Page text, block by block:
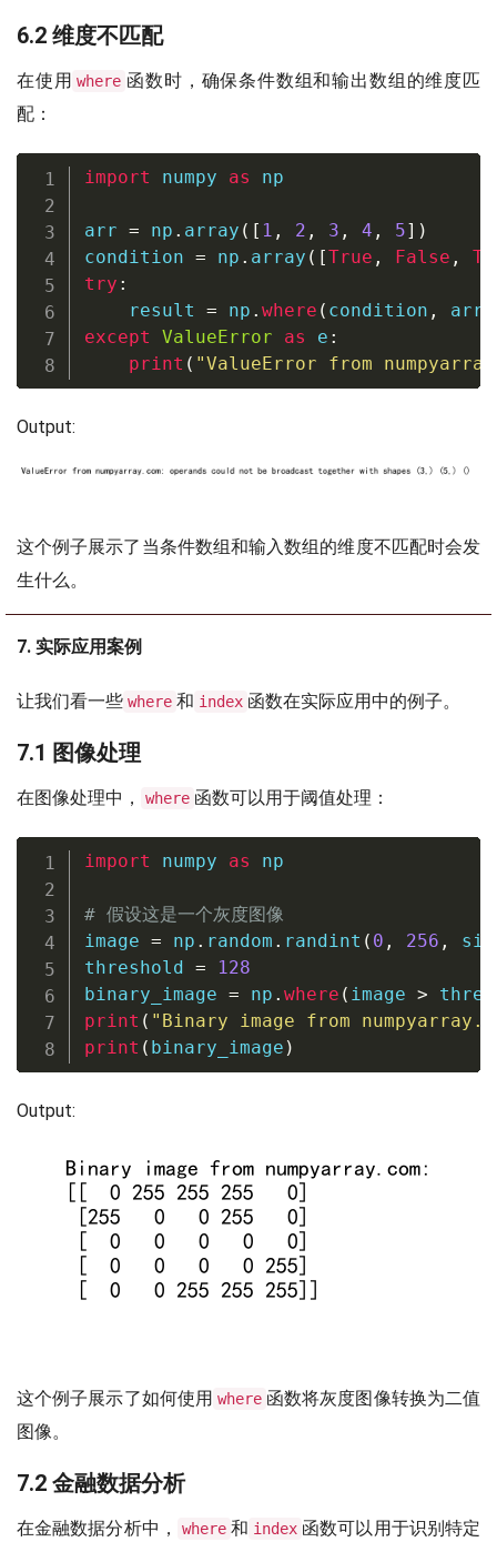
6.2 维度不匹配
在使用 where 函数时，确保条件数组和输出数组的维度匹
配：
import numpy as np
arr = np . array ( [ 1 , 2 , 3 , 4 , 5] )
condition = np . array ( [True , False ,
try :
    result
= np . where ( condition , arr
except
ValueError as e :
print ( "ValueError from
Output:
这个例子展示了当条件数组和输入数组的维度不匹配时会发
生什么。
7. 实际应用案例
让我们看一些 where 和 index 函数在实际应用中的例子。
7.1 图像处理
在图像处理中， where 函数可以用于阈值处理：
import numpy as np
# 假设这是一个灰度图像
image = np . random . randint ( 0 , 256 ,
threshold =
128
binary_image = np . where ( image >
print ( "Binary image from
print ( binary_image )
Output:
这个例子展示了如何使用 where 函数将灰度图像转换为二值
图像。
7.2 金融数据分析
在金融数据分析中， where 和 index 函数可以用于识别特定